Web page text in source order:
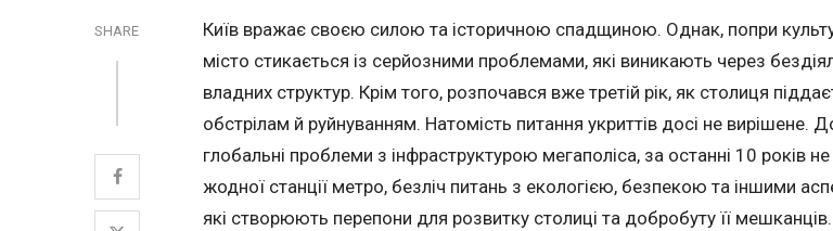
SHARE
Київ вражає своєю силою та історичною спадщиною. Однак, попри
місто стикається із серйозними проблемами, які виникають через
владних структур. Крім того, розпочався вже третій рік, як столиця
обстрілам й руйнуванням. Натомість питання укриттів досі не вирішене.
глобальні проблеми з інфраструктурою мегаполіса, за останні 10 років не
жодної станції метро, безліч питань з екологією, безпекою та іншими
які створюють перепони для розвитку столиці та добробуту її мешканців.